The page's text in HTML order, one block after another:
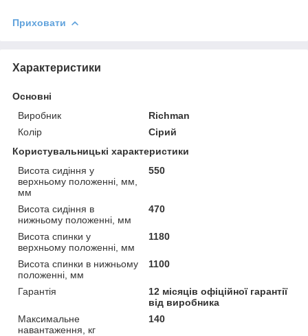
Приховати
Характеристики
Основні
Виробник
Richman
Колір
Сірий
Користувальницькі характеристики
Висота сидіння у
верхньому положенні, мм,
мм
550
Висота сидіння в
нижньому положенні, мм
470
Висота спинки у
верхньому положенні, мм
1180
Висота спинки в нижньому
положенні, мм
1100
Гарантія
12 місяців офіційної гарантії
від виробника
Максимальне
навантаження, кг
140